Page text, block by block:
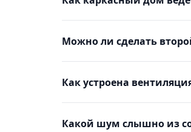
Можно ли сделать
Как устроена
Какой шум слышно из